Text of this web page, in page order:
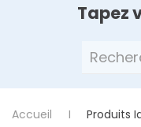
Tapez
Accueil Produits